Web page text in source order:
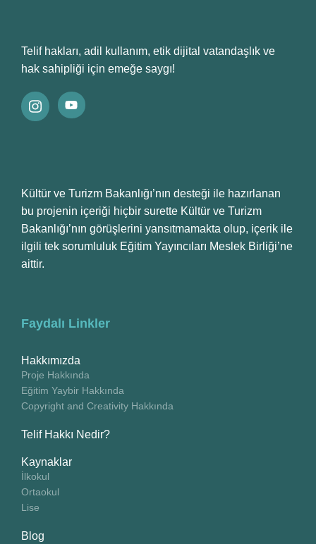
Telif hakları, adil kullanım, etik dijital vatandaşlık ve
hak sahipliği için emeğe saygı!
Kültür ve Turizm Bakanlığı’nın desteği ile hazırlanan
bu projenin içeriği hiçbir surette Kültür ve Turizm
Bakanlığı’nın görüşlerini yansıtmamakta olup, içerik ile
ilgili tek sorumluluk Eğitim Yayıncıları Meslek Birliği’ne
aittir.
Faydalı Linkler
Hakkımızda
Proje Hakkında
Eğitim Yaybir Hakkında
Copyright and Creativity Hakkında
Telif Hakkı Nedir?
Kaynaklar
İlkokul
Ortaokul
Lise
Blog